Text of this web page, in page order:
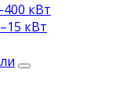
кВт
кВт